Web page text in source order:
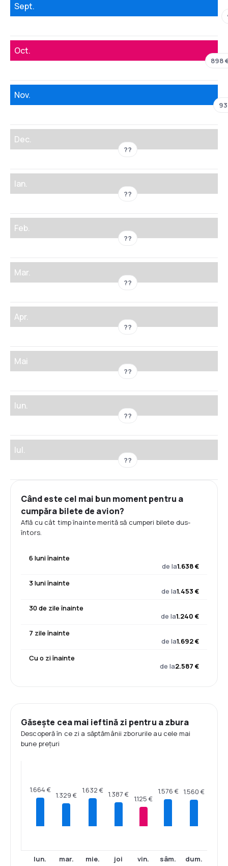
Sept.
Oct.
898
Nov.
Dec.
??
Ian.
??
Feb.
??
Mar.
??
Apr.
??
Mai
??
Iun.
??
Iul.
??
Când este cel mai bun moment pentru a
cumpăra bilete de avion?
Află cu cât timp înainte merită să cumperi bilete dus-
întors.
6 luni înainte
de la1.638 €
3 luni înainte
de la1.453 €
30 de zile înainte
de la1.240 €
7 zile înainte
de la1.692 €
Cu o zi înainte
de la2.587 €
Găsește cea mai ieftină zi pentru a zbura
Descoperă în ce zi a săptămânii zborurile au cele mai
bune prețuri
1.664 €
lun.
1.329 €
mar.
1.632 €
mie.
1.387 €
joi
1.125 €
vin.
1.576 €
sâm.
1.560 €
dum.